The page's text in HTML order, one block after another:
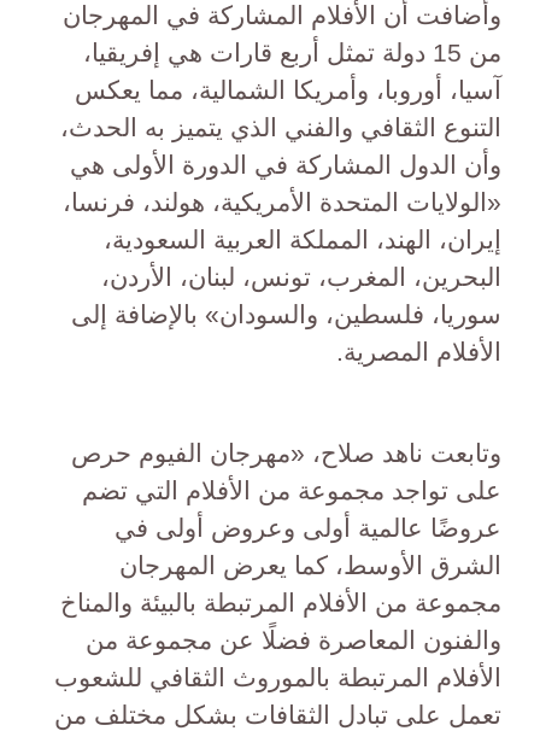
وأضافت أن الأفلام المشاركة في المهرجان
من 15 دولة تمثل أربع قارات هي إفريقيا،
آسيا، أوروبا، وأمريكا الشمالية، مما يعكس
التنوع الثقافي والفني الذي يتميز به الحدث،
وأن الدول المشاركة في الدورة الأولى هي
«الولايات المتحدة الأمريكية، هولند، فرنسا،
إيران، الهند، المملكة العربية السعودية،
البحرين، المغرب، تونس، لبنان، الأردن،
سوريا، فلسطين، والسودان» بالإضافة إلى
الأفلام المصرية.
وتابعت ناهد صلاح، «مهرجان الفيوم حرص
على تواجد مجموعة من الأفلام التي تضم
عروضًا عالمية أولى وعروض أولى في
الشرق الأوسط، كما يعرض المهرجان
مجموعة من الأفلام المرتبطة بالبيئة والمناخ
والفنون المعاصرة فضلًا عن مجموعة من
الأفلام المرتبطة بالموروث الثقافي للشعوب
تعمل على تبادل الثقافات بشكل مختلف من